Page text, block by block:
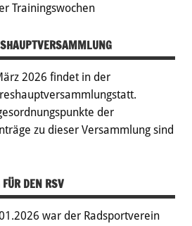
Trainingswochen
2026 findet in der
der
zu dieser Versammlung sind
DEN RSV
war der Radsportverein